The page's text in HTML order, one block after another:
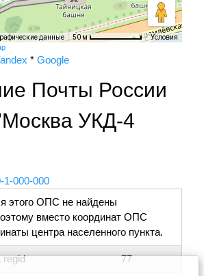
данные 50 м Условия
* Google
Почты России
УКД-4
1-000-000
этого ОПС не найдены
вместо координат ОПС
центра населенного пункта.
regid 77